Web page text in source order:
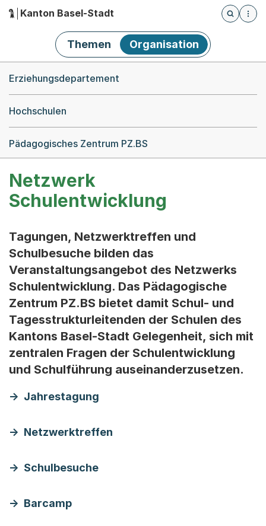
Hauptnavigation
Kanton Basel-Stadt
Öffnet
Themen Organisation
Erziehungsdepartement
Hochschulen
Pädagogisches Zentrum PZ.BS
Netzwerk
Schulentwicklung
Tagungen, Netzwerktreffen und
Schulbesuche bilden das
Veranstaltungsangebot des Netzwerks
Schulentwicklung. Das Pädagogische
Zentrum PZ.BS bietet damit Schul- und
Tagesstrukturleitenden der Schulen des
Kantons Basel-Stadt Gelegenheit, sich mit
zentralen Fragen der Schulentwicklung
und Schulführung auseinanderzusetzen.
Jahrestagung
Netzwerktreffen
Schulbesuche
Barcamp